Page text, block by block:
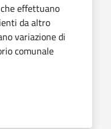
effettuano
da altro
variazione di
comunale